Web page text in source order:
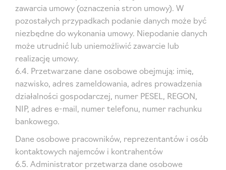
zawarcia umowy (oznaczenia stron umowy). W
pozostałych przypadkach podanie danych może być
niezbędne do wykonania umowy. Niepodanie danych
może utrudnić lub uniemożliwić zawarcie lub
realizację umowy.
6.4. Przetwarzane dane osobowe obejmują: imię,
nazwisko, adres zameldowania, adres prowadzenia
działalności gospodarczej, numer PESEL, REGON,
NIP, adres e-mail, numer telefonu, numer rachunku
bankowego.
Dane osobowe pracowników, reprezentantów i osób
kontaktowych najemców i kontrahentów
6.5. Administrator przetwarza dane osobowe